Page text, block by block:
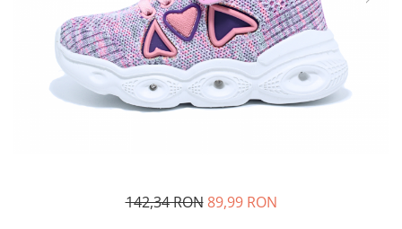
142,34 RON 89,99 RON